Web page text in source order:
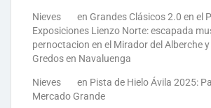
Nieves en Grandes Clásicos 2.0 en el
Exposiciones Lienzo Norte: escapada
pernoctacion en el Mirador del Alberche
Gredos en Navaluenga
Nieves en Pista de Hielo Ávila 2025:
Mercado Grande